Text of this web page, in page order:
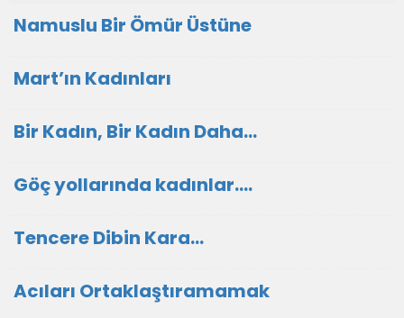
Namuslu Bir Ömür Üstüne
Mart’ın Kadınları
Bir Kadın, Bir Kadın Daha…
Göç yollarında kadınlar….
Tencere Dibin Kara…
Acıları Ortaklaştıramamak